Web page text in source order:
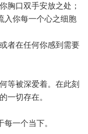
胸口双手安放之处；
入你每一个心之细胞
者在任何你感到需要
等被深爱着。在此刻
一切存在。
每一个当下。